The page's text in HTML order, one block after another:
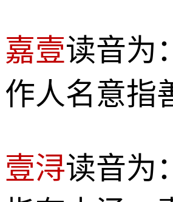
嘉壹读音为
作人名意指
壹浔读音为